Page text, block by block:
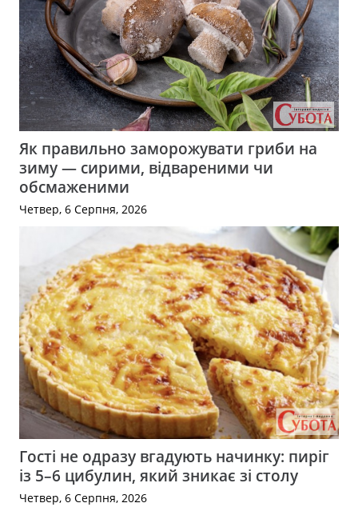
Як правильно заморожувати гриби на
зиму — сирими, відвареними чи
обсмаженими
Четвер, 6 Серпня, 2026
Гості не одразу вгадують начинку: пиріг
із 5–6 цибулин, який зникає зі столу
Четвер, 6 Серпня, 2026